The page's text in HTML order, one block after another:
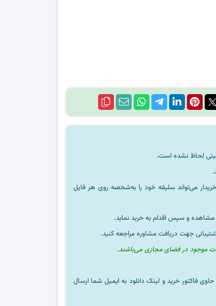
می‌تواند سلیقه خود را به‌شخصه روی هر فایل
مشاهده و سپس اقدام به خرید نماید.
جهت دریافت مشاوره مراجعه کنید.
موجود در فضای مجازی می‌باشند.
فاکتور خرید و لینک دانلود به ایمیل شما ارسال